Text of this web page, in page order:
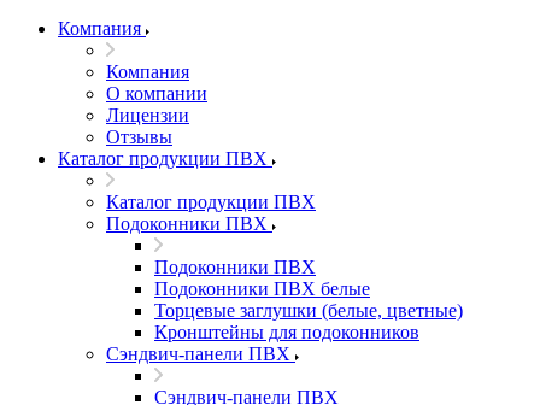
Компания
Компания
О компании
Лицензии
Отзывы
Каталог продукции ПВХ
Каталог продукции ПВХ
Подоконники ПВХ
Подоконники ПВХ
Подоконники ПВХ белые
Торцевые заглушки (белые, цветные)
Кронштейны для подоконников
Сэндвич-панели ПВХ
Сэндвич-панели ПВХ